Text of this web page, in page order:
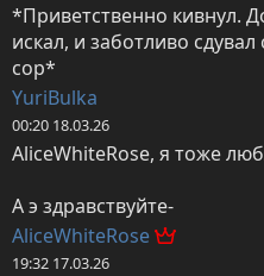
*Приветственно кивнул.
искал, и заботливо
сор*
YuriBulka
00:20 18.03.26
AliceWhiteRose, я тоже
А э здравствуйте-
AliceWhiteRose
19:32 17.03.26